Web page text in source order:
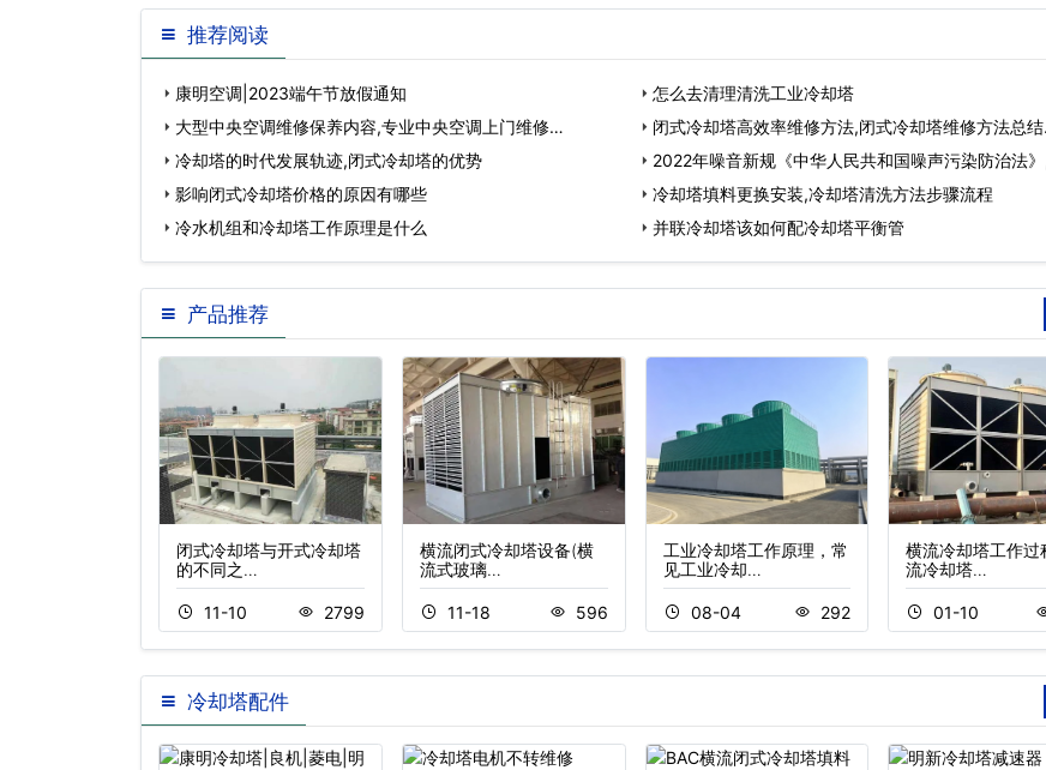
推荐阅读
康明空调|2023端午节放假通知
怎么去清理清洗工业冷却塔
大型中央空调维修保养内容,专业中央空调上门维修…
闭式冷却塔高效率维修方法,闭式冷却塔维修方法总
冷却塔的时代发展轨迹,闭式冷却塔的优势
2022年噪音新规《中华人民共和国噪声污染防治法》
染防治将有法…
影响闭式冷却塔价格的原因有哪些
冷却塔填料更换安装,冷却塔清洗方法步骤流程
冷水机组和冷却塔工作原理是什么
并联冷却塔该如何配冷却塔平衡管
产品推荐
闭式冷却塔与开式冷却塔
的不同之…
11-10 2799
横流闭式冷却塔设备(横
流式玻璃…
11-18 596
工业冷却塔工作原理，常
见工业冷却…
08-04 292
横流冷却塔工作过
流冷却塔…
01-10
冷却塔配件